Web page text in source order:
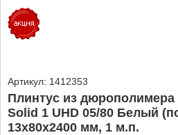
Артикул: 1412353
Плинтус из
Solid 1 UHD 05/80 Белый
13х80х2400 мм, 1 м.п.